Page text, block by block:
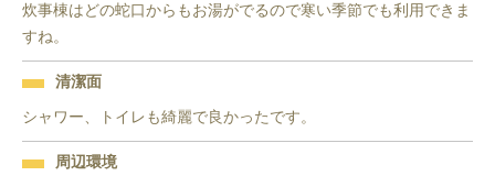
炊事棟はどの蛇口からもお湯がでるので寒い季節でも利用できま
すね。
清潔面
シャワー、トイレも綺麗で良かったです。
周辺環境